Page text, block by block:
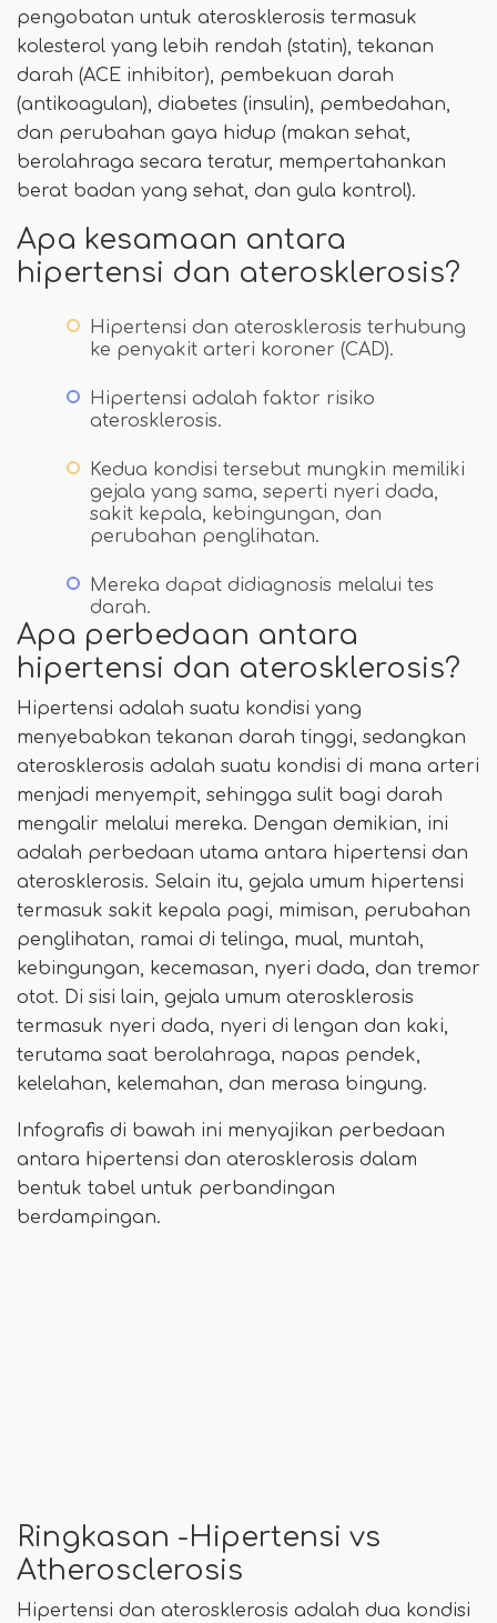
pengobatan untuk aterosklerosis termasuk
kolesterol yang lebih rendah (statin), tekanan
darah (ACE inhibitor), pembekuan darah
(antikoagulan), diabetes (insulin), pembedahan,
dan perubahan gaya hidup (makan sehat,
berolahraga secara teratur, mempertahankan
berat badan yang sehat, dan gula kontrol).
Apa kesamaan antara
hipertensi dan aterosklerosis?
Hipertensi dan aterosklerosis terhubung
ke penyakit arteri koroner (CAD).
Hipertensi adalah faktor risiko
aterosklerosis.
Kedua kondisi tersebut mungkin memiliki
gejala yang sama, seperti nyeri dada,
sakit kepala, kebingungan, dan
perubahan penglihatan.
Mereka dapat didiagnosis melalui tes
darah.
Apa perbedaan antara
hipertensi dan aterosklerosis?
Hipertensi adalah suatu kondisi yang
menyebabkan tekanan darah tinggi, sedangkan
aterosklerosis adalah suatu kondisi di mana arteri
menjadi menyempit, sehingga sulit bagi darah
mengalir melalui mereka. Dengan demikian, ini
adalah perbedaan utama antara hipertensi dan
aterosklerosis. Selain itu, gejala umum hipertensi
termasuk sakit kepala pagi, mimisan, perubahan
penglihatan, ramai di telinga, mual, muntah,
kebingungan, kecemasan, nyeri dada, dan tremor
otot. Di sisi lain, gejala umum aterosklerosis
termasuk nyeri dada, nyeri di lengan dan kaki,
terutama saat berolahraga, napas pendek,
kelelahan, kelemahan, dan merasa bingung.
Infografis di bawah ini menyajikan perbedaan
antara hipertensi dan aterosklerosis dalam
bentuk tabel untuk perbandingan
berdampingan.
Ringkasan -Hipertensi vs
Atherosclerosis
Hipertensi dan aterosklerosis adalah dua kondisi